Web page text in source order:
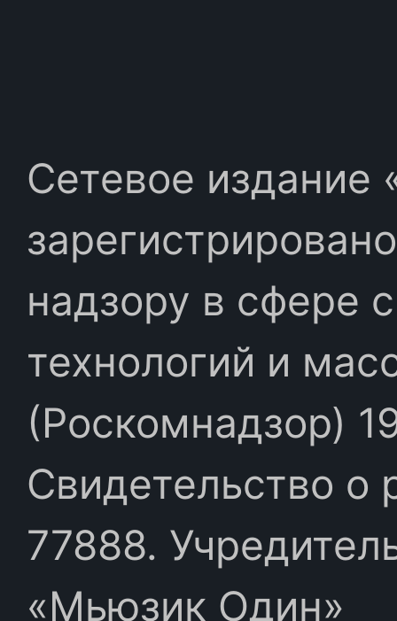
Сетевое издание
надзору в сфере
технологий и
(Роскомнадзор)
Свидетельство
77888.
«Мьюзик Один»